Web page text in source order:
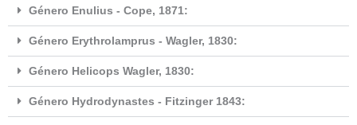
Género Enulius - Cope, 1871:
Género Erythrolamprus - Wagler, 1830:
Género Helicops Wagler, 1830:
Género Hydrodynastes - Fitzinger 1843: